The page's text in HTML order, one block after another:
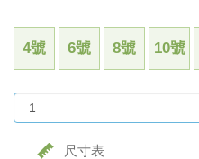
4號 6號 8號 10號
尺寸表